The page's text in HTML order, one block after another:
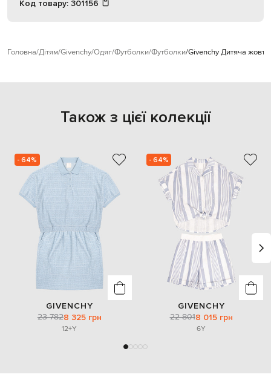
Код товару: 301156
Головна Дітям Givenchy Одяг Футболки Футболки Givenchy Дитяча
Також з цієї колекції
- 64%
GIVENCHY
23 7828 325 грн
12+Y
- 64%
GIVENCHY
22 8018 015 грн
6Y